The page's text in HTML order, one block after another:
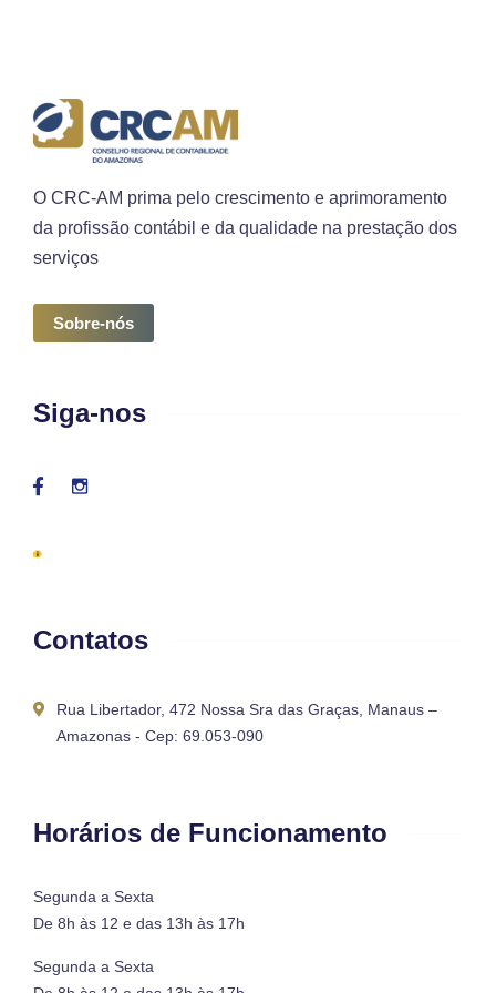
O CRC-AM prima pelo crescimento e aprimoramento
da profissão contábil e da qualidade na prestação dos
serviços
Sobre-nós
Siga-nos
Contatos
Rua Libertador, 472 Nossa Sra das Graças, Manaus –
Amazonas - Cep: 69.053-090
Horários de Funcionamento
Segunda a Sexta
De 8h às 12 e das 13h às 17h
Segunda a Sexta